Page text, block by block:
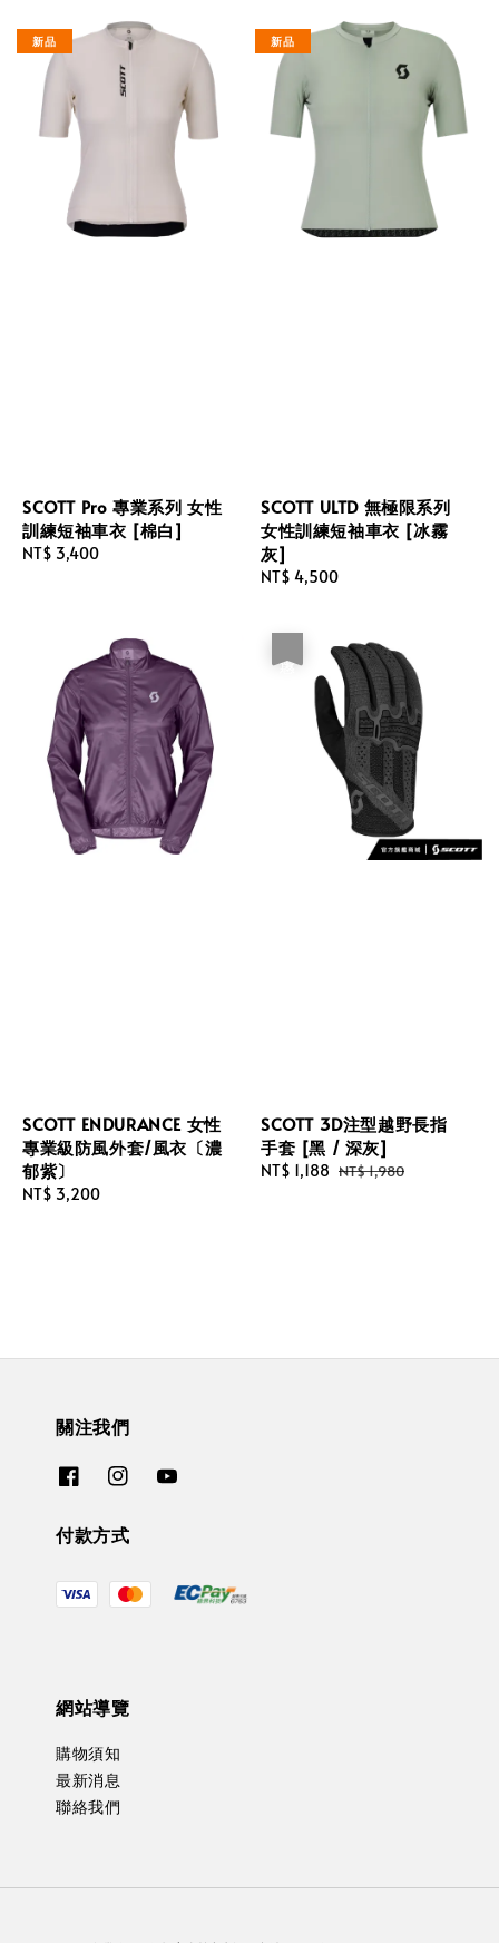
新品
SCOTT Pro 專業系列 女性
訓練短袖車衣 [棉白]
Regular
NT$ 3,400
新品
SCOTT ULTD 無極限系列
女性訓練短袖車衣 [冰霧
灰]
Regular
NT$ 4,500
SCOTT ENDURANCE 女性
專業級防風外套/風衣〔濃
郁紫〕
Regular
NT$ 3,200
SCOTT 3D注型越野長指
手套 [黑 / 深灰]
Sale
NT$ 1,188 Regular
NT$ 1,980
關注我們
付款方式
網站導覽
購物須知
最新消息
聯絡我們